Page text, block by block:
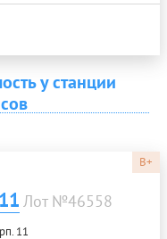
у станции
B+
Лот №46558
11